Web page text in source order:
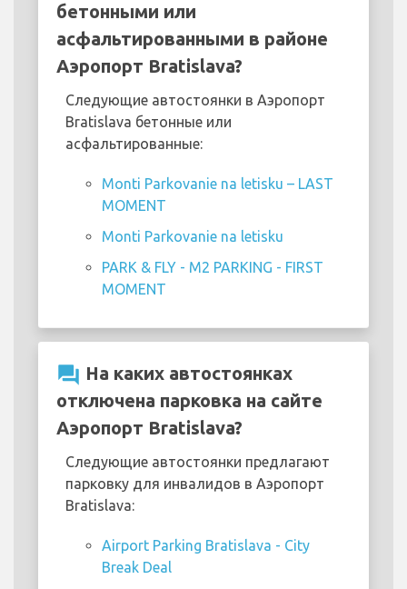
бетонными или
асфальтированными в районе
Аэропорт Bratislava?
Следующие автостоянки в Аэропорт
Bratislava бетонные или
асфальтированные:
Monti Parkovanie na letisku – LAST
MOMENT
Monti Parkovanie na letisku
PARK & FLY - M2 PARKING - FIRST
MOMENT
question_answer На каких автостоянках
отключена парковка на сайте
Аэропорт Bratislava?
Следующие автостоянки предлагают
парковку для инвалидов в Аэропорт
Bratislava:
Airport Parking Bratislava - City
Break Deal